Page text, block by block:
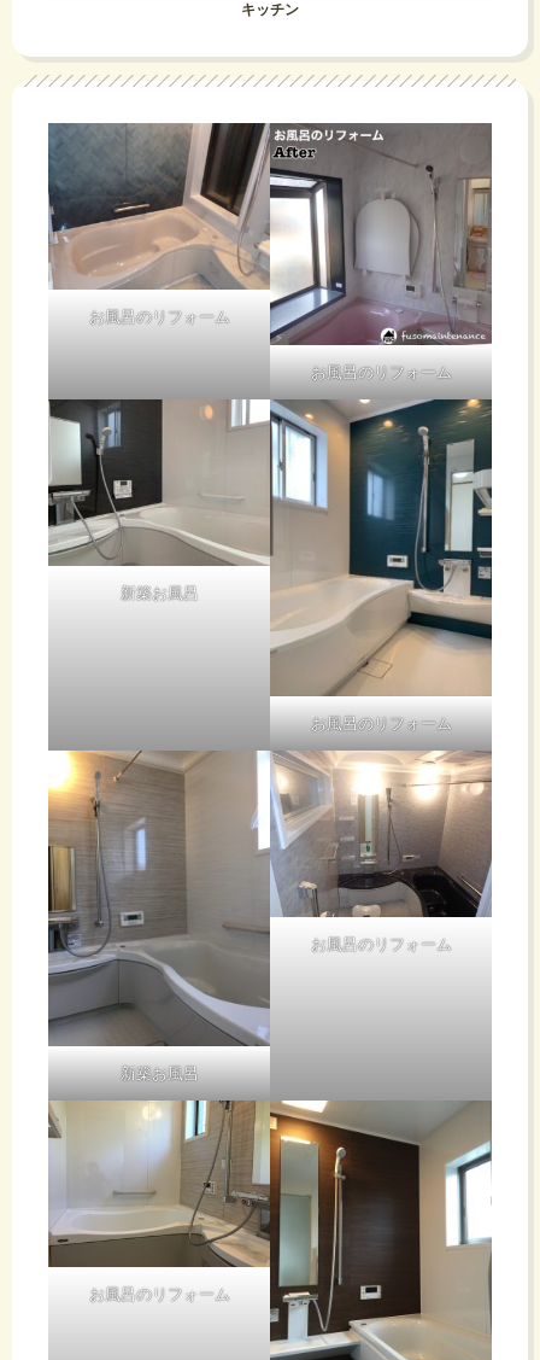
キッチン
お風呂のリフォーム
お風呂のリフォーム
新築お風呂
お風呂のリフォーム
新築お風呂
お風呂のリフォーム
お風呂のリフォーム